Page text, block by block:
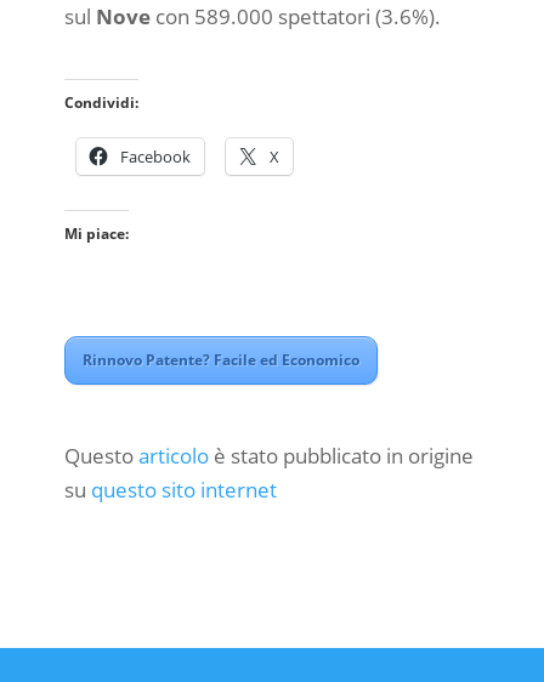
sul Novecon 589.000 spettatori (3.6%).
Condividi:
Facebook X
Mi piace:
Rinnovo Patente? Facile ed Economico
Questoarticoloè stato pubblicato in origine
su questo sito internet